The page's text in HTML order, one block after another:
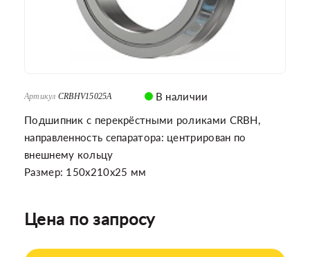
Артикул CRBHV15025A
В наличии
Подшипник с перекрёстными роликами CRBH,
направленность сепаратора: центрирован по
внешнему кольцу
Размер: 150x210x25 мм
Цена по запросу